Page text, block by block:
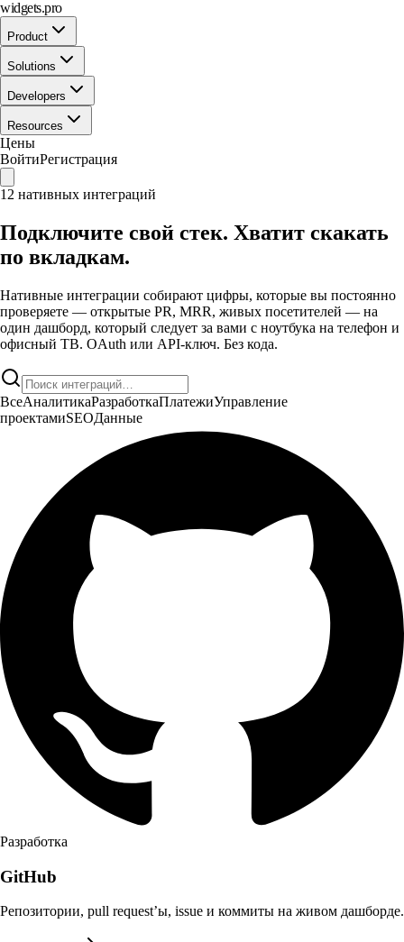
widgets.pro
Product
Solutions
Developers
Resources
Цены
ВойтиРегистрация
12 нативных интеграций
Подключите свой стек. Хватит скакать
по вкладкам.
Нативные интеграции собирают цифры, которые вы постоянно
проверяете — открытые PR, MRR, живых посетителей — на
один дашборд, который следует за вами с ноутбука на телефон и
офисный ТВ. OAuth или API-ключ. Без кода.
ВсеАналитикаРазработкаПлатежиУправление
проектамиSEOДанные
Разработка
GitHub
Репозитории, pull request’ы, issue и коммиты на живом дашборде.